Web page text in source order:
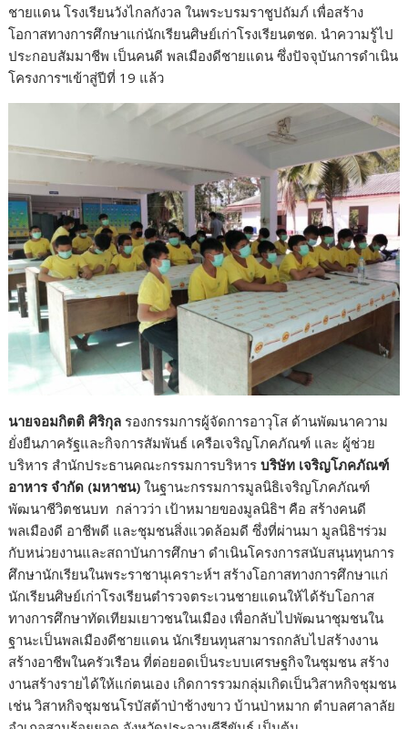
ชายแดน โรงเรียนวังไกลกังวล ในพระบรมราชูปถัมภ์ เพื่อสร้าง
โอกาสทางการศึกษาแก่นักเรียนศิษย์เก่าโรงเรียนตชด. นำความรู้ไป
ประกอบสัมมาชีพ เป็นคนดี พลเมืองดีชายแดน ซึ่งปัจจุบันการดำเนิน
โครงการฯเข้าสู่ปีที่ 19 แล้ว
นายจอมกิตติ ศิริกุล รองกรรมการผู้จัดการอาวุโส ด้านพัฒนาความ
ยั่งยืนภาครัฐและกิจการสัมพันธ์ เครือเจริญโภคภัณฑ์ และ ผู้ช่วย
บริหาร สำนักประธานคณะกรรมการบริหารบริษัท เจริญโภคภัณฑ์
อาหาร จำกัด (มหาชน) ในฐานะกรรมการมูลนิธิเจริญโภคภัณฑ์
พัฒนาชีวิตชนบท กล่าวว่า เป้าหมายของมูลนิธิฯ คือ สร้างคนดี
พลเมืองดี อาชีพดี และชุมชนสิ่งแวดล้อมดี ซึ่งที่ผ่านมา มูลนิธิฯร่วม
กับหน่วยงานและสถาบันการศึกษา ดำเนินโครงการสนับสนุนทุนการ
ศึกษานักเรียนในพระราชานุเคราะห์ฯ สร้างโอกาสทางการศึกษาแก่
นักเรียนศิษย์เก่าโรงเรียนตำรวจตระเวนชายแดนให้ได้รับโอกาส
ทางการศึกษาทัดเทียมเยาวชนในเมือง เพื่อกลับไปพัฒนาชุมชนใน
ฐานะเป็นพลเมืองดีชายแดน นักเรียนทุนสามารถกลับไปสร้างงาน
สร้างอาชีพในครัวเรือน ที่ต่อยอดเป็นระบบเศรษฐกิจในชุมชน สร้าง
งานสร้างรายได้ให้แก่ตนเอง เกิดการรวมกลุ่มเกิดเป็นวิสาหกิจชุมชน
เช่น วิสาหกิจชุมชนโรบัสต้าป่าช้างขาว บ้านป่าหมาก ตำบลศาลาลัย